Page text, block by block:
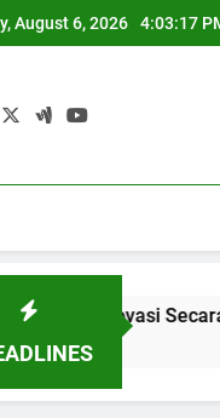
August 6, 2026 4:03:17
Inovasi Secara